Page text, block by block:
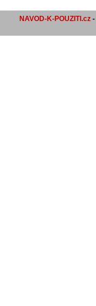
NAVOD-K-POUZITI.cz